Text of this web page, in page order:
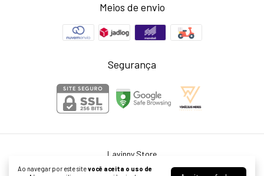
Ao navegar por este sitevocê aceita o uso de
Meios de envio
Segurança
Lavinny Store
©2026. Larissa Neris Cardoso Agostini ME - 39999976000155. Todos os
direitos reservados.